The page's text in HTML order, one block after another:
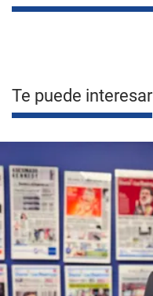
Te puede interesar